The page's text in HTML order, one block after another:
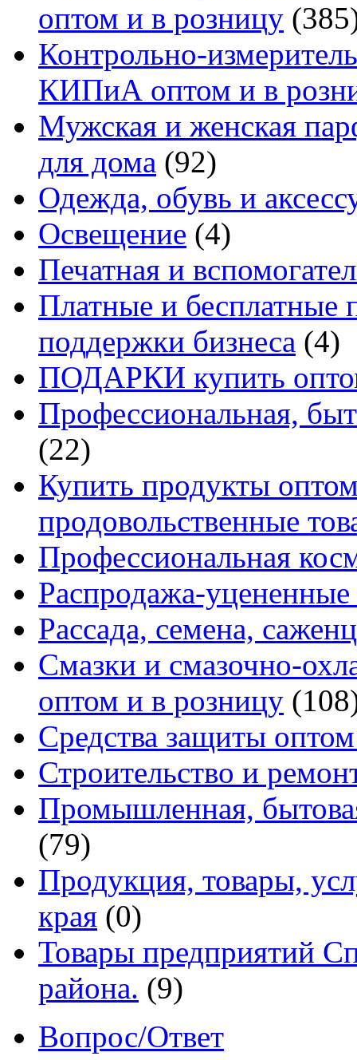
оптом и в розницу
Контрольно-
КИПиА оптом и в
Мужская и женская
для дома (92)
Одежда, обувь и
Освещение (4)
Печатная и
Платные и бесплатные
поддержки бизнеса (4)
ПОДАРКИ купить
Профессиональная,
(22)
Купить продукты
продовольственные
Профессиональная
Распродажа-уцененные
Рассада, семена,
Смазки и смазочно-
оптом и в розницу
Средства защиты
Строительство и
Промышленная,
(79)
Продукция, товары,
края (0)
Товары предприятий
района. (9)
Вопрос/Ответ